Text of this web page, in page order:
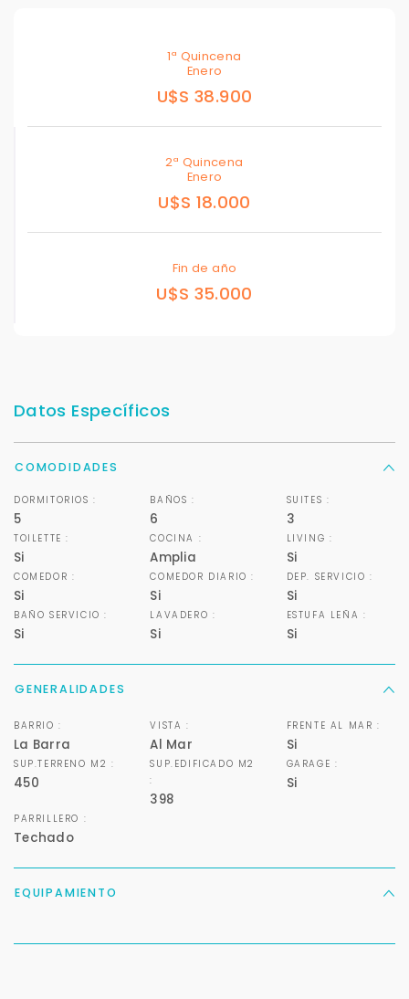
1ª Quincena
Enero
U$S 38.900
2ª Quincena
Enero
U$S 18.000
Fin de año
U$S 35.000
Datos Específicos
COMODIDADES
DORMITORIOS :
5
BAÑOS :
6
SUITES :
3
TOILETTE :
Si
COCINA :
Amplia
LIVING :
Si
COMEDOR :
Si
COMEDOR DIARIO :
Si
DEP. SERVICIO :
Si
BAÑO SERVICIO :
Si
LAVADERO :
Si
ESTUFA LEÑA :
Si
GENERALIDADES
BARRIO :
La Barra
VISTA :
Al Mar
FRENTE AL MAR :
Si
SUP.TERRENO M2 :
450
SUP.EDIFICADO M2
:
398
GARAGE :
Si
PARRILLERO :
Techado
EQUIPAMIENTO
Para responderte
mejor y más rápido
sistema de gestión de clientes.